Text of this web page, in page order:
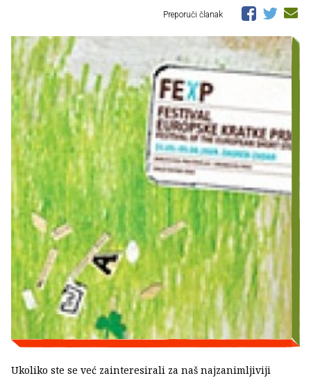
Preporuči članak
Ukoliko ste se već zainteresirali za naš najzanimljiviji